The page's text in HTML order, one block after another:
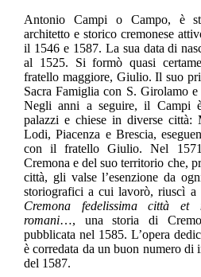
Antonio Campi o Campo, è
architetto e storico cremonese
il 1546 e 1587. La sua data di
al 1525. Si formò quasi
fratello maggiore, Giulio. Il suo
Sacra Famiglia con S. Girolamo
Negli anni a seguire, il Campi
palazzi e chiese in diverse città:
Lodi, Piacenza e Brescia,
con il fratello Giulio. Nel
Cremona e del suo territorio che,
città, gli valse l’esenzione da
storiografici a cui lavorò, riuscì a
Cremona fedelissima città et
romani…, una storia di
pubblicata nel 1585. L’opera
è corredata da un buon numero
del 1587.